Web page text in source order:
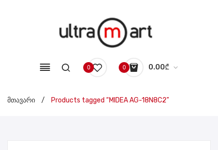
0 0 0.00₾
No products in the cart.
მთავარი / Products tagged “MIDEA AG-18N8C2”